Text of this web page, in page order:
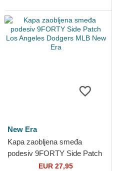
New Era
Kapa zaobljena smeđa
podesiv 9FORTY Side Patch
Los Angeles Dodgers MLB
EUR 27,95